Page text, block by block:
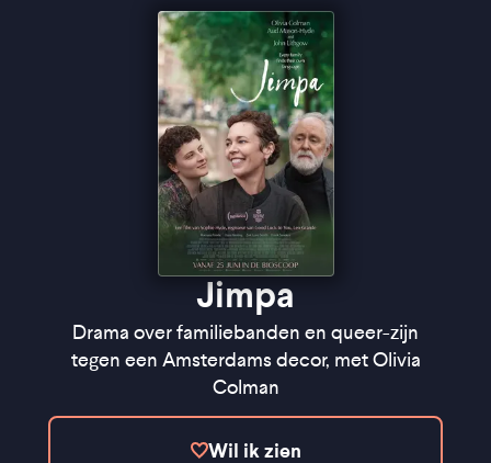
Jimpa
Drama over familiebanden en queer-zijn
tegen een Amsterdams decor, met Olivia
Colman
Wil ik zien